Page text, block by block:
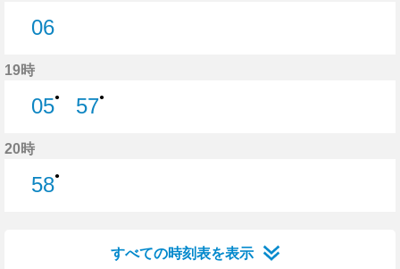
06
19時
05●
57●
20時
58●
すべての時刻表を表示